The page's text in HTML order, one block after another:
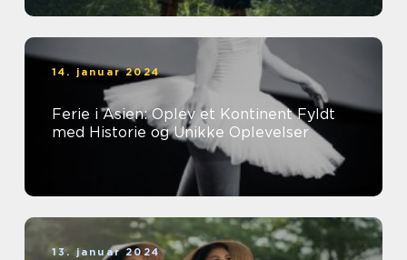
14. januar 2024
Ferie i Asien: Oplev et Kontinent Fyldt
med Historie og Unikke Oplevelser
13. januar 2024